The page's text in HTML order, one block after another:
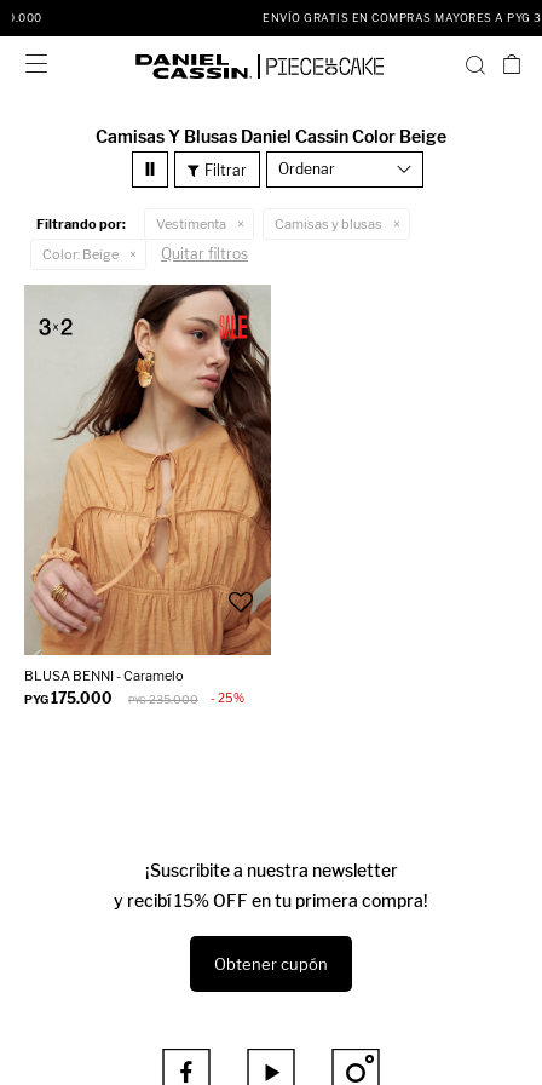
ENVÍO GRATIS EN COMPRAS MAYORES A PYG 350.000

Camisas Y Blusas Daniel Cassin Color Beige
Recomendados
Filtrando por: Vestimenta
Camisas y blusas
Color: Beige Quitar filtros
BLUSA BENNI - Caramelo
PYG175.000 PYG 235.000 25
¡Suscribite a nuestra newsletter
y recibí 15% OFF en tu primera compra!
Obtener cupón
  